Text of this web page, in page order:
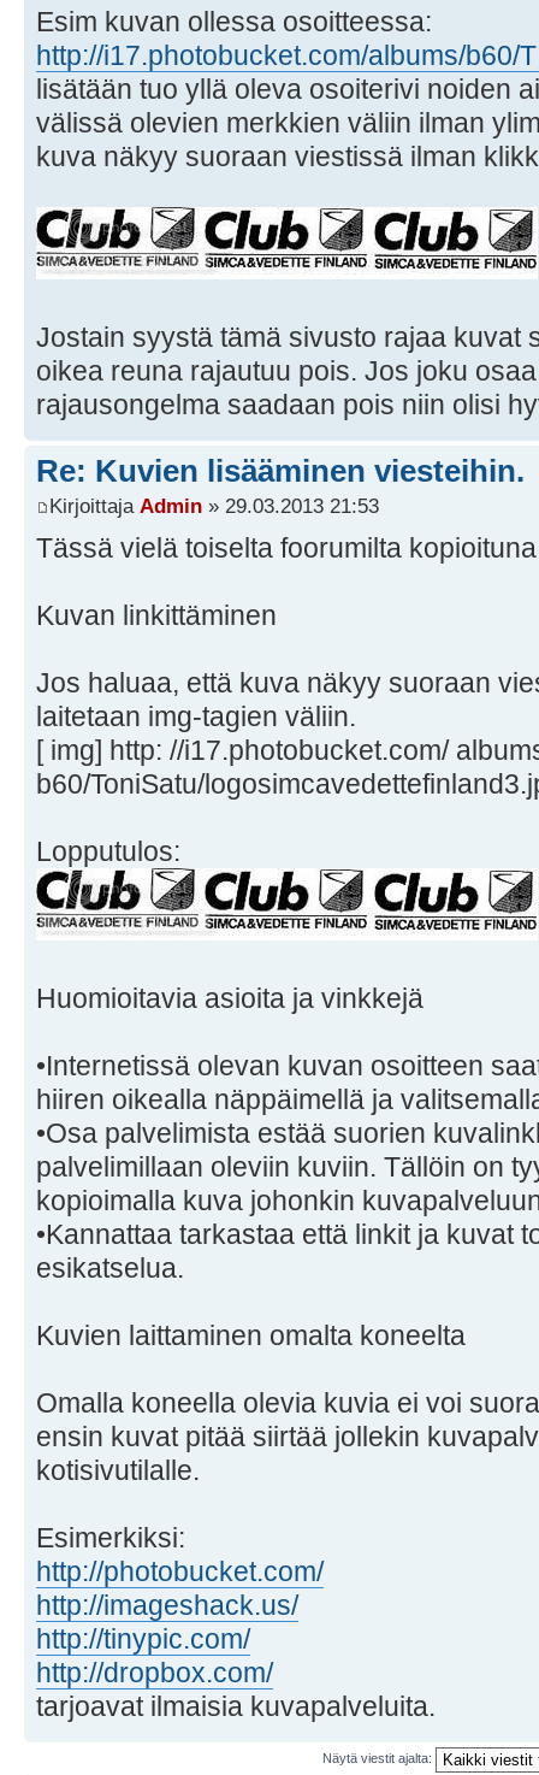
Esim kuvan ollessa osoitteessa:
http://i17.photobucket.com/albums/b60/
lisätään tuo yllä oleva osoiterivi noiden
välissä olevien merkkien väliin ilman
kuva näkyy suoraan viestissä ilman
Jostain syystä tämä sivusto rajaa kuvat
oikea reuna rajautuu pois. Jos joku
rajausongelma saadaan pois niin olisi
Re: Kuvien lisääminen viesteihin.
Kirjoittaja Admin » 29.03.2013 21:53
Tässä vielä toiselta foorumilta
Kuvan linkittäminen
Jos haluaa, että kuva näkyy suoraan
laitetaan img-tagien väliin.
[ img] http: //i17.photobucket.com/
b60/ToniSatu/
Lopputulos:
Huomioitavia asioita ja vinkkejä
•Internetissä olevan kuvan osoitteen
hiiren oikealla näppäimellä ja
•Osa palvelimista estää suorien
palvelimillaan oleviin kuviin. Tällöin on
kopioimalla kuva johonkin
•Kannattaa tarkastaa että linkit ja kuvat
esikatselua.
Kuvien laittaminen omalta koneelta
Omalla koneella olevia kuvia ei voi
ensin kuvat pitää siirtää jollekin
kotisivutilalle.
Esimerkiksi:
http://photobucket.com/
http://imageshack.us/
http://tinypic.com/
http://dropbox.com/
tarjoavat ilmaisia kuvapalveluita.
Näytä viestit ajalta: